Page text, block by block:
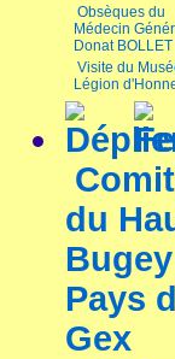
Obsèques du
Médecin
Donat BOLLET
Visite du
Légion
du
Pays
Gex